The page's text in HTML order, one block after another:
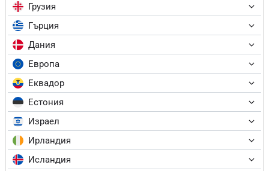
Грузия
Гърция
Дания
Европа
Еквадор
Естония
Израел
Ирландия
Исландия